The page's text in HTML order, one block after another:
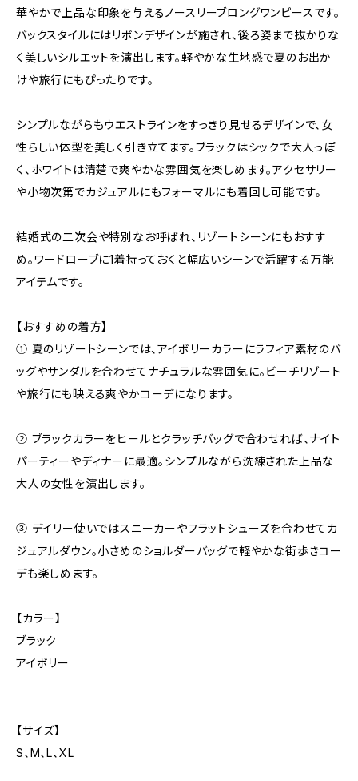
華やかで上品な印象を与えるノースリーブロングワンピースです。
バックスタイルにはリボンデザインが施され、後ろ姿まで抜かりな
く美しいシルエットを演出します。軽やかな生地感で夏のお出か
けや旅行にもぴったりです。
シンプルながらもウエストラインをすっきり見せるデザインで、女
性らしい体型を美しく引き立てます。ブラックはシックで大人っぽ
く、ホワイトは清楚で爽やかな雰囲気を楽しめます。アクセサリー
や小物次第でカジュアルにもフォーマルにも着回し可能です。
結婚式の二次会や特別なお呼ばれ、リゾートシーンにもおすす
め。ワードローブに1着持っておくと幅広いシーンで活躍する万能
アイテムです。
【おすすめの着方】
① 夏のリゾートシーンでは、アイボリーカラーにラフィア素材のバ
ッグやサンダルを合わせてナチュラルな雰囲気に。ビーチリゾート
や旅行にも映える爽やかコーデになります。
② ブラックカラーをヒールとクラッチバッグで合わせれば、ナイト
パーティーやディナーに最適。シンプルながら洗練された上品な
大人の女性を演出します。
③ デイリー使いではスニーカーやフラットシューズを合わせてカ
ジュアルダウン。小さめのショルダーバッグで軽やかな街歩きコー
デも楽しめます。
【カラー】
ブラック
アイボリー
【サイズ】
S、M、L、XL